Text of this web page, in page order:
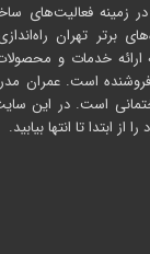
زمینه فعالیت‌های
برتر تهران
ارائه خدمات و
است. عمران
است. در این
از ابتدا تا انتها بیابید.